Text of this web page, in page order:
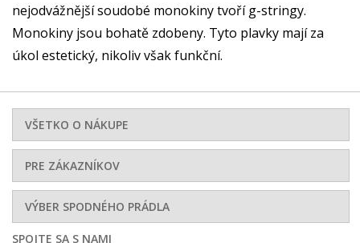
nejodvážnější soudobé monokiny tvoří g-stringy.
Monokiny jsou bohatě zdobeny. Tyto plavky mají za
úkol estetický, nikoliv však funkční.
VŠETKO O NÁKUPE
PRE ZÁKAZNÍKOV
VÝBER SPODNÉHO PRÁDLA
SPOJTE SA S NAMI